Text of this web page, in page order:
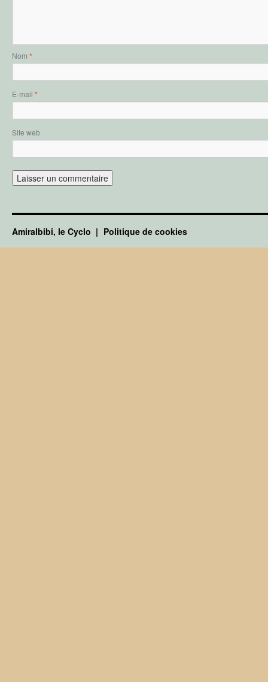
Nom *
E-mail *
Site web
Amiralbibi, le Cyclo Politique de cookies